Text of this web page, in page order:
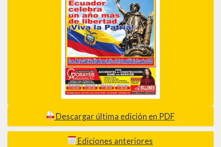
Descargar última edición en PDF
Ediciones anteriores